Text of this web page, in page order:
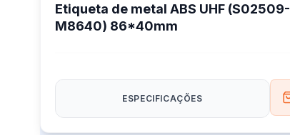
Etiqueta de metal ABS UHF (S02509-
M8640) 86*40mm
ESPECIFICAÇÕES